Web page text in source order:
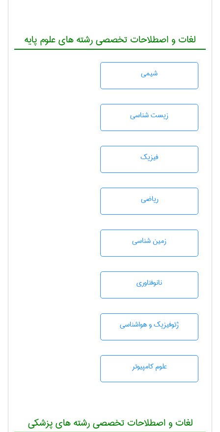
لغات و اصطلاحات تخصصی رشته های علوم پایه
شيمی
زيست شناسی
فیزیک
رياضی
زمين شناسی
نانوفناوری
ژئوفيزيك و هواشناسی
علوم کامپیوتر
لغات و اصطلاحات تخصصی رشته های پزشکی